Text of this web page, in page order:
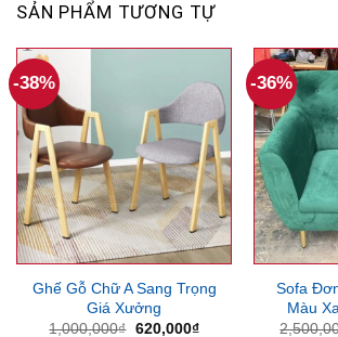
SẢN PHẨM TƯƠNG TỰ
-38%
Ghế Gỗ Chữ A Sang Trọng
Giá Xưởng
1,000,000₫ Giá
620,000₫Giá
-36%
Sofa
Màu